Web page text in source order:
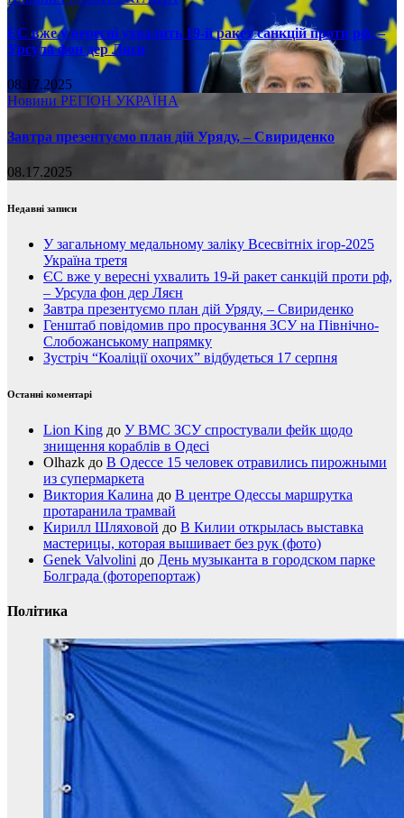
ЄС вже у вересні ухвалить 19-й ракет санкцій проти рф, –
Урсула фон дер Ляєн
08.17.2025
Новини РЕГІОН УКРАЇНА
Завтра презентуємо план дій Уряду, – Свириденко
08.17.2025
Недавні записи
У загальному медальному заліку Всесвітніх ігор-2025
Україна третя
ЄС вже у вересні ухвалить 19-й ракет санкцій проти рф,
– Урсула фон дер Ляєн
Завтра презентуємо план дій Уряду, – Свириденко
Генштаб повідомив про просування ЗСУ на Північно-
Слобожанському напрямку
Зустріч “Коаліції охочих” відбудеться 17 серпня
Останні коментарі
Lion King до У ВМС ЗСУ спростували фейк щодо
знищення кораблів в Одесі
Olhazk до В Одессе 15 человек отравились пирожными
из супермаркета
Виктория Калина до В центре Одессы маршрутка
протаранила трамвай
Кирилл Шляховой до В Килии открылась выставка
мастерицы, которая вышивает без рук (фото)
Genek Valvolini до День музыканта в городском парке
Болграда (фоторепортаж)
Політика